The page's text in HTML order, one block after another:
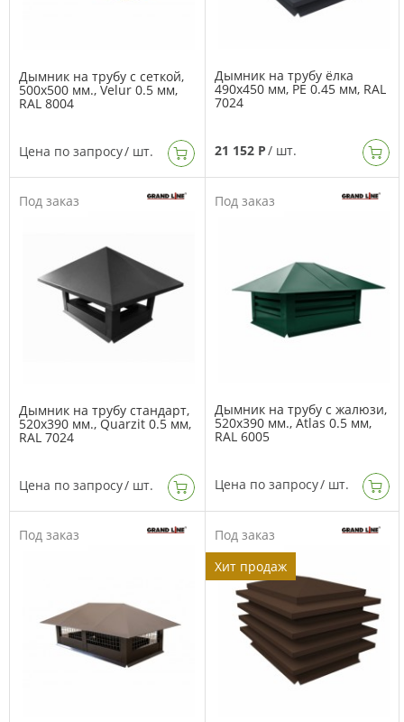
Дымник на трубу с сеткой,
500х500 мм., Velur 0.5 мм,
RAL 8004
Цена по запросу/ шт.
Дымник на трубу ёлка
490х450 мм, PE 0.45 мм, RAL
7024
21 152 Р/ шт.
Под заказ
Дымник на трубу стандарт,
520х390 мм., Quarzit 0.5 мм,
RAL 7024
Цена по запросу/ шт.
Под заказ
Дымник на трубу с жалюзи,
520х390 мм., Atlas 0.5 мм,
RAL 6005
Цена по запросу/ шт.
Под заказ
Под заказ
Хит продаж